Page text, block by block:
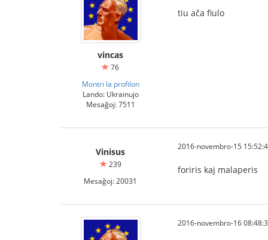
vincas
76
Montri la profilon
Lando: Ukrainujo
Mesaĝoj: 7511
tiu aĉa fiulo
Vinisus
239
Mesaĝoj: 20031
2016-novembro-15
foriris kaj malaperis
2016-novembro-16